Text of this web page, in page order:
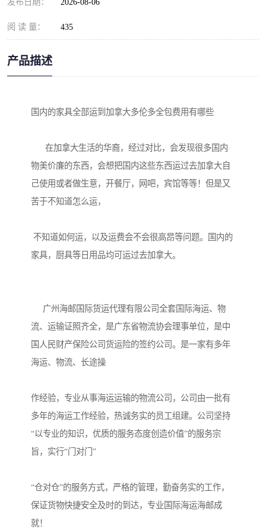
阅 读 量： 435
产品描述
国内的家具全部运到加拿大多伦多全包费用有哪些
物美价廉的东西，会想把国内这些东西运过去加拿大自
己使用或者做生意，开餐厅，网吧，宾馆等等！但是又
苦于不知道怎么运，
家具，厨具等日用品均可运过去加拿大。
流、运输证照齐全，是广东省物流协会理事单位，是中
国人民财产保险公司货运险的签约公司。是一家有多年
海运、物流、长途操
作经验，专业从事海运运输的物流公司，公司由一批有
多年的海运工作经验，热诚务实的员工组建。公司坚持
“以专业的知识，优质的服务态度创造价值”的服务宗
旨，实行“门对门”
“仓对仓”的服务方式，严格的管理，勤奋务实的工作，
保证货物快捷安全及时的到达，专业国际海运海邮成
就！